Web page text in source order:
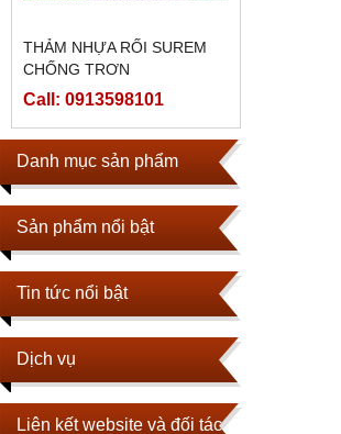
Danh mục sản phẩm
Sản phẩm nổi bật
Tin tức nổi bật
Dịch vụ
Liên kết website và đối tác
THẢM NHỰA RỐI SUREM
CHỐNG TRƠN
Call: 0913598101